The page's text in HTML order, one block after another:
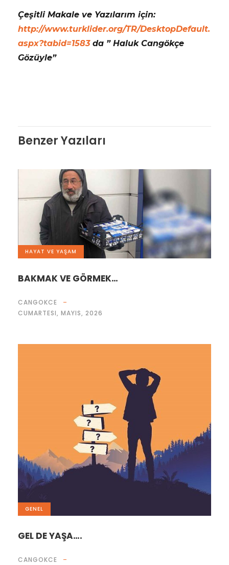
Çeşitli Makale ve Yazılarım için:
http://www.turklider.org/TR/DesktopDefault.
aspx?tabid=1583da ” Haluk Cangökçe
Gözüyle”
Benzer Yazıları
HAYAT VE YAŞAM
BAKMAK VE GÖRMEK…
CANGOKCE
CUMARTESI, MAYIS, 2026
GENEL
GEL DE YAŞA….
CANGOKCE